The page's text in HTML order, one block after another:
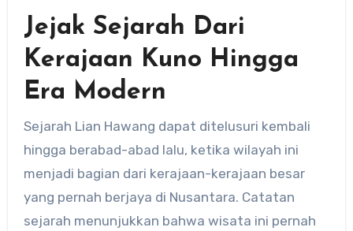
Jejak Sejarah Dari
Kerajaan Kuno Hingga
Era Modern
Sejarah Lian Hawang dapat ditelusuri kembali
hingga berabad-abad lalu, ketika wilayah ini
menjadi bagian dari kerajaan-kerajaan besar
yang pernah berjaya di Nusantara. Catatan
sejarah menunjukkan bahwa wisata ini pernah